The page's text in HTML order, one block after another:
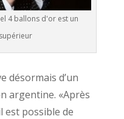
4 ballons d'or est un
désormais d’un
argentine. «Après
est possible de